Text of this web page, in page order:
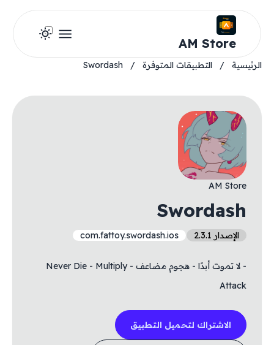
AM Store
الرئيسية / التطبيقات المتوفرة /
Swordash
AM Store
Swordash
الإصدار 2.3.1 com.fattoy.swordash.ios
- لا تموت أبدًا - هجوم مضاعف - Never Die - Multiply
Attack
الاشتراك لتحميل التطبيق